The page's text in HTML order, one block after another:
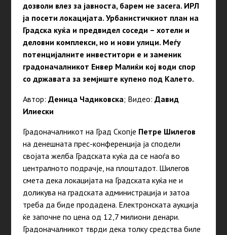
дозволи влез за јавноста, барем не засега. ИРЛ
ја посети локацијата. Урбанистичкиот план на
Градска куќа и предвидел соседи – хотели и
деловни комплекси, но и нови улици. Меѓу
потенцијалните инвеститори е и заменик
градоначалникот Енвер Малиќи кој води спор
со државата за земјиште купено под Калето.
Автор: Деница Чадиковска; Видео: Давид
Илиески
Градоначалникот на Град Скопје Петре Шилегов
на денешната прес-конференција ја сподели
својата желба Градската куќа да се наоѓа во
централното подрачје, на плоштадот. Шилегов
смета дека локацијата на Градската куќа не и
доликува на градската администрација и затоа
треба да биде продадена. Електронската аукција
ќе започне по цена од 12,7 милиони денари.
Градоначалникот тврди дека толку средства биле